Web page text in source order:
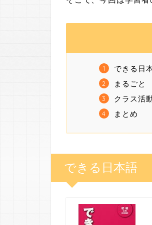
できる日
まるごと
クラス活
まとめ
できる日本語